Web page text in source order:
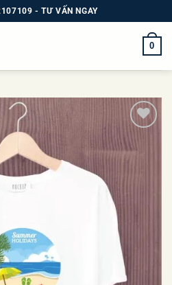
- TƯ VẤN NGAY
0
Add to
wishlist